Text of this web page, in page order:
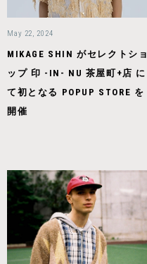
May 22, 2024
MIKAGE SHIN がセレクトショ
ップ 印 -IN- NU 茶屋町+店 に
て初となる POPUP STORE を
開催